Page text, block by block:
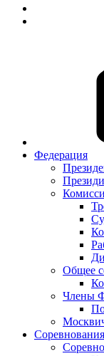
Федерация
Общее
Члены
Соревнования